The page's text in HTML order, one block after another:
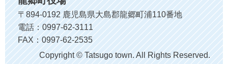
〒894-0192 鹿児島県大島郡龍郷町浦110番地
電話：0997-62-3111
FAX：0997-62-2535
Copyright © Tatsugo town. All Rights Reserved.